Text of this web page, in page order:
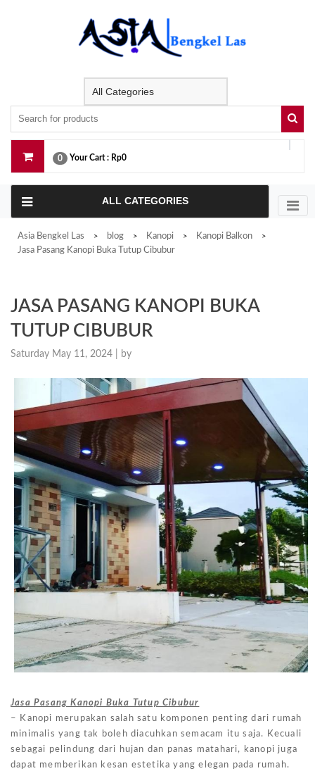
0 Your Cart : Rp0
ALL CATEGORIES
Asia Bengkel Las > blog > Kanopi > Kanopi Balkon >
Jasa Pasang Kanopi Buka Tutup Cibubur
JASA PASANG KANOPI BUKA
TUTUP CIBUBUR
Saturday May 11, 2024 | by
Jasa Pasang Kanopi Buka Tutup Cibubur
– Kanopi merupakan salah satu komponen penting dari rumah
minimalis yang tak boleh diacuhkan semacam itu saja. Kecuali
sebagai pelindung dari hujan dan panas matahari, kanopi juga
dapat memberikan kesan estetika yang elegan pada rumah.